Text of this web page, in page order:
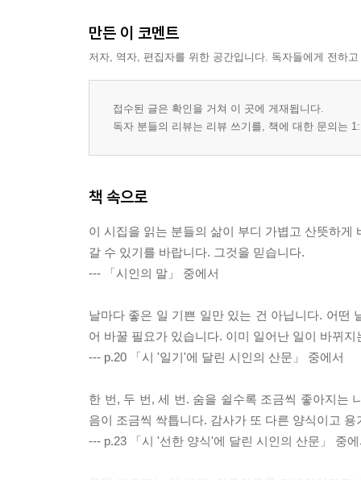
만든 이 코멘트
저자, 역자, 편집자를 위한 공간입니다. 독자들에게 전하
접수된 글은 확인을 거쳐 이 곳에 게재됩니다.
독자 분들의 리뷰는 리뷰 쓰기를, 책에 대한 문의는
책 속으로
이 시집을 읽는 분들의 삶이 부디 가볍고 산뜻하
갈 수 있기를 바랍니다. 그것을 믿습니다.
--- 「시인의 말」 중에서
날마다 좋은 일 기쁜 일만 있는 건 아닙니다. 어떤
어 바꿀 필요가 있습니다. 이미 일어난 일이 바뀌
--- p.20 「시 '일기'에 달린 시인의 산문」 중에서
한 번, 두 번, 세 번. 숨을 쉴수록 조금씩 좋아지는
음이 조금씩 싹틉니다. 감사가 또 다른 양식이고 용
--- p.23 「시 '선한 양식'에 달린 시인의 산문」 중